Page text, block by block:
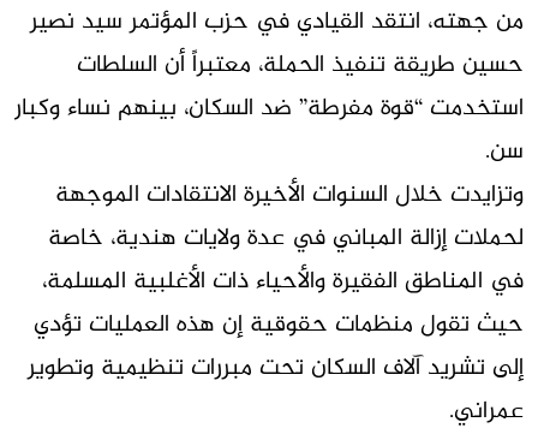
من جهته، انتقد القيادي في حزب المؤتمر سيد نصير
حسين طريقة تنفيذ الحملة، معتبراً أن السلطات
استخدمت “قوة مفرطة” ضد السكان، بينهم نساء وكبار
سن.
وتزايدت خلال السنوات الأخيرة الانتقادات الموجهة
لحملات إزالة المباني في عدة ولايات هندية، خاصة
في المناطق الفقيرة والأحياء ذات الأغلبية المسلمة،
حيث تقول منظمات حقوقية إن هذه العمليات تؤدي
إلى تشريد آلاف السكان تحت مبررات تنظيمية وتطوير
عمراني.